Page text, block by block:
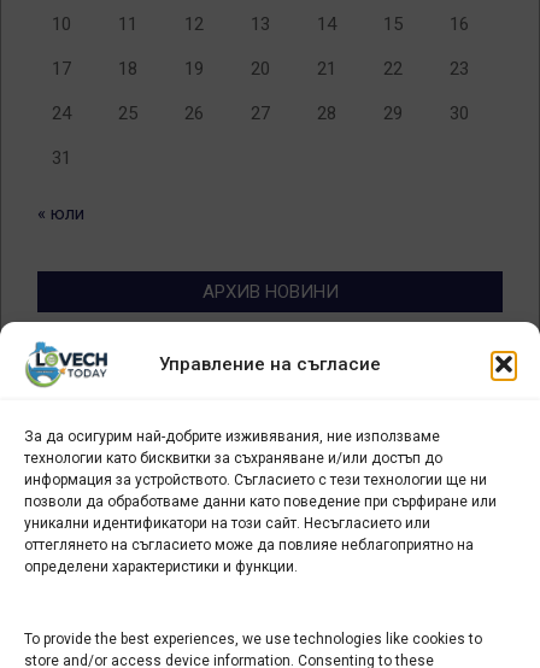
Управление на съгласие
За да осигурим най-добрите изживявания, ние използваме
технологии като бисквитки за съхраняване и/или достъп до
информация за устройството. Съгласието с тези технологии ще ни
позволи да обработваме данни като поведение при сърфиране или
уникални идентификатори на този сайт. Несъгласието или
оттеглянето на съгласието може да повлияе неблагоприятно на
определени характеристики и функции.
To provide the best experiences, we use technologies like cookies to
store and/or access device information. Consenting to these
10 11 12 13 14 15 16
17 18 19 20 21 22 23
24 25 26 27 28 29 30
31
« юли
АРХИВ НОВИНИ
Архив
новини
БИЗНЕС
Арт галерия "Мостове" – магазин за изкуство
СЕВЕРОЗАПАДА ИНФОРМАЦИОНЕН БИЗНЕС
ТУРИСТИЧЕСКИ КЛЪСТЕР
ИНСТИТУЦИИ В ЛОВЕЧ